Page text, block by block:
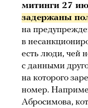
митинги 27
задержаны
на
в
есть люди, чей
с данными
на которого
номер.
Абросимова,